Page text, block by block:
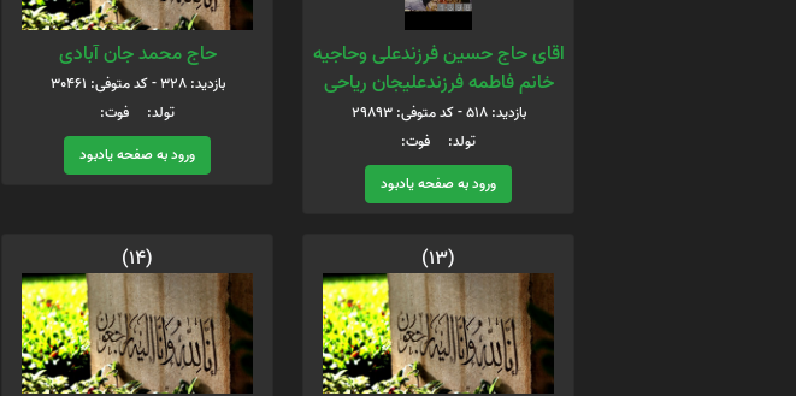
اقای حاج حسین فرزندعلی وحاجیه
خانم فاطمه فرزندعلیجان ریاحی
بازدید: 518 - کد متوفی: 29893
تولد: فوت:
ورود به صفحه یادبود
حاج محمد جان آبادی
بازدید: 328 - کد متوفی: 30461
تولد: فوت:
ورود به صفحه یادبود
(13)
(14)